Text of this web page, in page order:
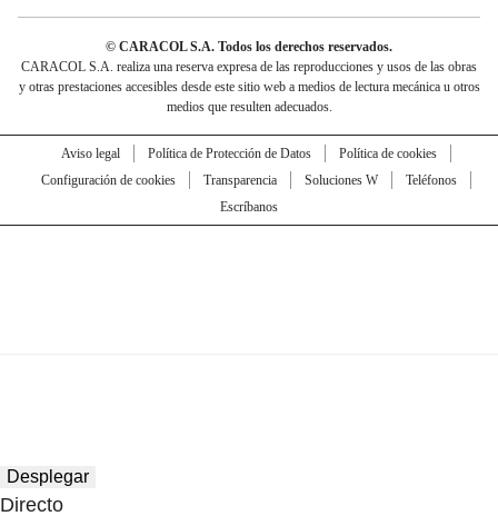
© CARACOL S.A. Todos los derechos reservados.
CARACOL S.A. realiza una reserva expresa de las reproducciones y usos de las obras
y otras prestaciones accesibles desde este sitio web a medios de lectura mecánica u otros
medios que resulten adecuados.
Aviso legal Política de Protección de Datos
Política de cookies
Configuración de cookies
Transparencia Soluciones W
Teléfonos
Escríbanos
Desplegar
Directo